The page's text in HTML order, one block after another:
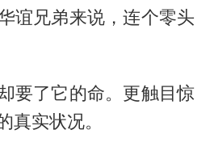
谊兄弟来说，连个零头
要了它的命。更触目惊
真实状况。